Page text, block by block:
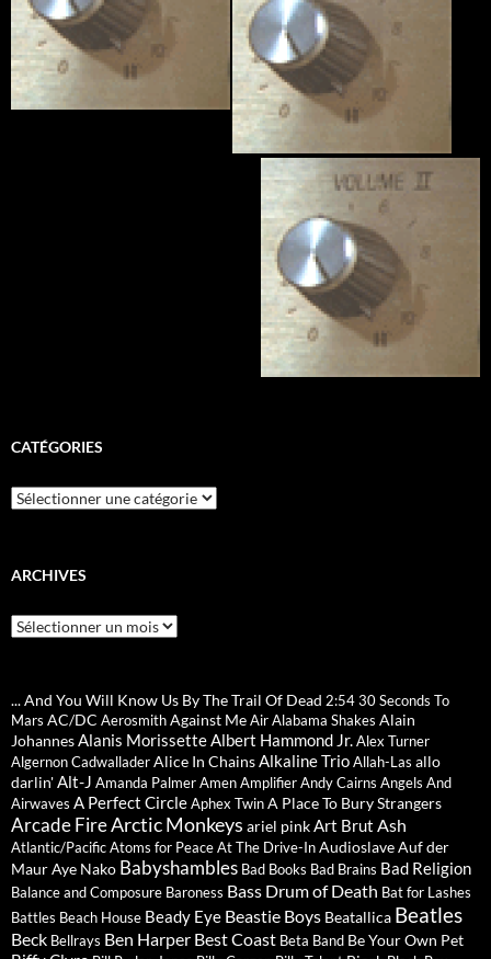
CATÉGORIES
Catégories
ARCHIVES
Archives
... And You Will Know Us By The Trail Of Dead 2:5430 Seconds To
Mars AC/DC AerosmithAgainst MeAirAlabama Shakes Alain
JohannesAlanis MorissetteAlbert Hammond Jr.Alex Turner
Algernon CadwalladerAlice In ChainsAlkaline TrioAllah-Las allo
darlin'Alt-J Amanda PalmerAmenAmplifierAndy Cairns Angels And
Airwaves A Perfect CircleAphex TwinA Place To Bury Strangers
Arcade FireArctic Monkeys ariel pinkArt Brut Ash
Atlantic/PacificAtoms for PeaceAt The Drive-InAudioslaveAuf der
MaurAye Nako Babyshambles Bad Books Bad Brains Bad Religion
Balance and Composure Baroness Bass Drum of Death Bat for Lashes
Battles Beach House Beady Eye Beastie Boys Beatallica Beatles
Beck Bellrays Ben Harper Best Coast Beta Band Be Your Own Pet